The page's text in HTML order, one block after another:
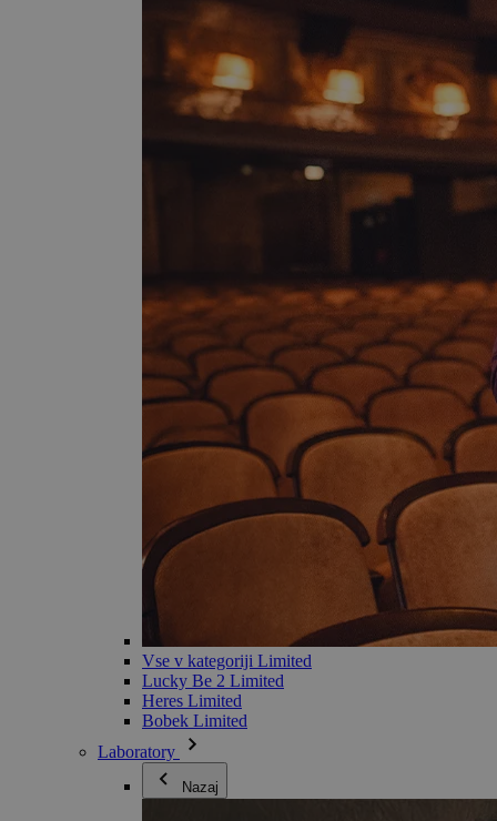
Vse v kategoriji Limited
Lucky Be 2 Limited
Heres Limited
Bobek Limited
Laboratory
Nazaj